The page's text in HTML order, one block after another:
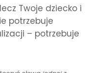
Twoje dziecko i
potrzebuje
– potrzebuje